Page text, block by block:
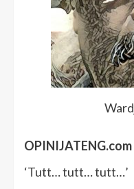
OPINIJATENG.com
‘Tutt… tutt… tutt…’